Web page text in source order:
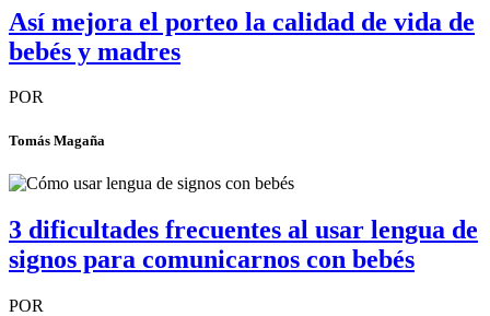
Así mejora el porteo la calidad de vida de
bebés y madres
POR
Tomás Magaña
3 dificultades frecuentes al usar lengua de
signos para comunicarnos con bebés
POR